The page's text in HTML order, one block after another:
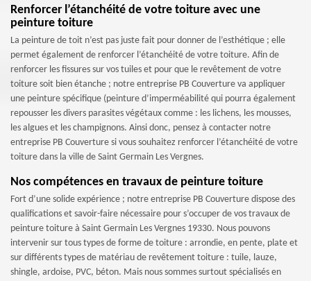
Renforcer l’étanchéité de votre toiture avec une
peinture toiture
La peinture de toit n’est pas juste fait pour donner de l’esthétique ; elle
permet également de renforcer l’étanchéité de votre toiture. Afin de
renforcer les fissures sur vos tuiles et pour que le revêtement de votre
toiture soit bien étanche ; notre entreprise PB Couverture va appliquer
une peinture spécifique (peinture d’imperméabilité qui pourra également
repousser les divers parasites végétaux comme : les lichens, les mousses,
les algues et les champignons. Ainsi donc, pensez à contacter notre
entreprise PB Couverture si vous souhaitez renforcer l’étanchéité de votre
toiture dans la ville de Saint Germain Les Vergnes.
Nos compétences en travaux de peinture toiture
Fort d’une solide expérience ; notre entreprise PB Couverture dispose des
qualifications et savoir-faire nécessaire pour s’occuper de vos travaux de
peinture toiture à Saint Germain Les Vergnes 19330. Nous pouvons
intervenir sur tous types de forme de toiture : arrondie, en pente, plate et
sur différents types de matériau de revêtement toiture : tuile, lauze,
shingle, ardoise, PVC, béton. Mais nous sommes surtout spécialisés en